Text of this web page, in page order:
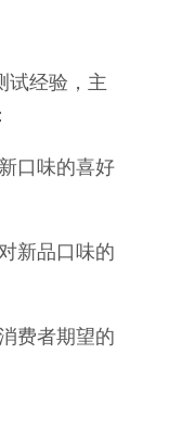
试经验，主
口味的喜好
新品口味的
费者期望的